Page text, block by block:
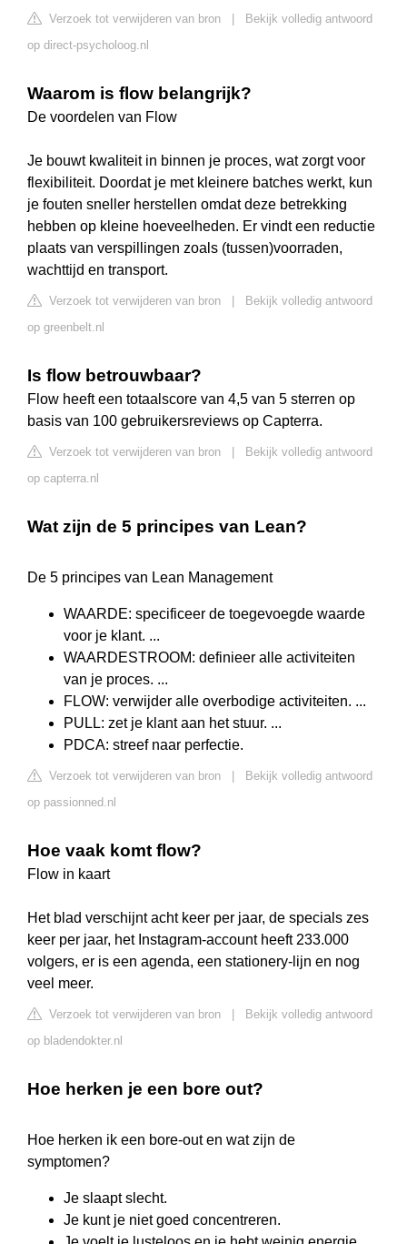
Verzoek tot verwijderen van bron
Bekijk volledig antwoord
op direct-psycholoog.nl
Waarom is flow belangrijk?
De voordelen van Flow
Je bouwt kwaliteit in binnen je proces, wat zorgt voor
flexibiliteit. Doordat je met kleinere batches werkt, kun
je fouten sneller herstellen omdat deze betrekking
hebben op kleine hoeveelheden. Er vindt een reductie
plaats van verspillingen zoals (tussen)voorraden,
wachttijd en transport.
Verzoek tot verwijderen van bron
Bekijk volledig antwoord
op greenbelt.nl
Is flow betrouwbaar?
Flow heeft een totaalscore van 4,5 van 5 sterren op
basis van 100 gebruikersreviews op Capterra.
Verzoek tot verwijderen van bron
Bekijk volledig antwoord
op capterra.nl
Wat zijn de 5 principes van Lean?
De 5 principes van Lean Management
WAARDE: specificeer de toegevoegde waarde
voor je klant. ...
WAARDESTROOM: definieer alle activiteiten
van je proces. ...
FLOW: verwijder alle overbodige activiteiten. ...
PULL: zet je klant aan het stuur. ...
PDCA: streef naar perfectie.
Verzoek tot verwijderen van bron
Bekijk volledig antwoord
op passionned.nl
Hoe vaak komt flow?
Flow in kaart
Het blad verschijnt acht keer per jaar, de specials zes
keer per jaar, het Instagram-account heeft 233.000
volgers, er is een agenda, een stationery-lijn en nog
veel meer.
Verzoek tot verwijderen van bron
Bekijk volledig antwoord
op bladendokter.nl
Hoe herken je een bore out?
Hoe herken ik een bore-out en wat zijn de
symptomen?
Je slaapt slecht.
Je kunt je niet goed concentreren.